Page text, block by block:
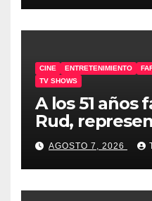
CINE ENTRETENIMIENTO
TV SHOWS
A los 51 años
Rud,
Loly,
AGOSTO 7, 2026